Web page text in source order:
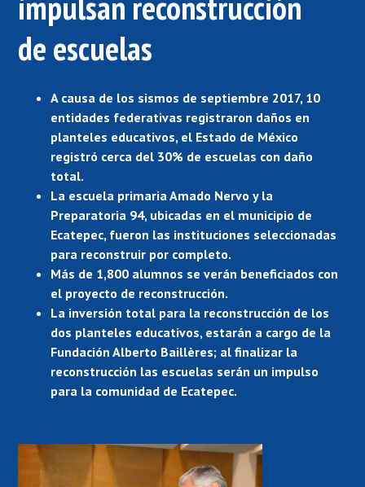
de escuelas
A causa de los sismos de septiembre 2017, 10
entidades federativas registraron daños en
planteles educativos, el Estado de México
registró cerca del 30% de escuelas con daño
total.
La escuela primaria Amado Nervo y la
Preparatoria 94, ubicadas en el municipio de
Ecatepec, fueron las instituciones seleccionadas
para reconstruir por completo.
Más de 1,800 alumnos se verán beneficiados con
el proyecto de reconstrucción.
La inversión total para la reconstrucción de los
dos planteles educativos, estarán a cargo de la
Fundación Alberto Baillères; al finalizar la
reconstrucción las escuelas serán un impulso
para la comunidad de Ecatepec.